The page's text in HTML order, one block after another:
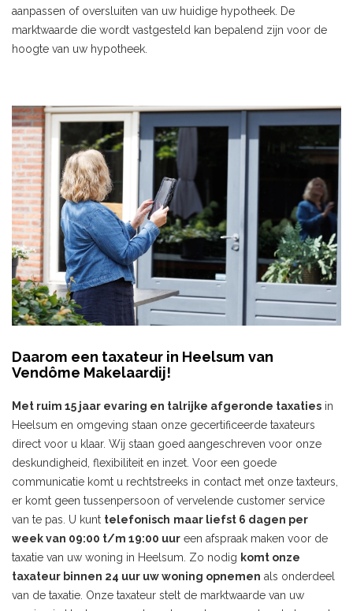
aanpassen of oversluiten van uw huidige hypotheek. De
marktwaarde die wordt vastgesteld kan bepalend zijn voor de
hoogte van uw hypotheek.
Daarom een taxateur in Heelsum van
Vendôme Makelaardij!
Met ruim 15 jaar evaring en talrijke afgeronde taxaties in
Heelsum en omgeving staan onze gecertificeerde taxateurs
direct voor u klaar. Wij staan goed aangeschreven voor onze
deskundigheid, flexibiliteit en inzet. Voor een goede
communicatie komt u rechtstreeks in contact met onze taxteurs,
er komt geen tussenpersoon of vervelende customer service
van te pas. U kunt telefonisch maar liefst 6 dagen per
week van 09:00 t/m 19:00 uur een afspraak maken voor de
taxatie van uw woning in Heelsum. Zo nodig komt onze
taxateur binnen 24 uur uw woning opnemen als onderdeel
van de taxatie. Onze taxateur stelt de marktwaarde van uw